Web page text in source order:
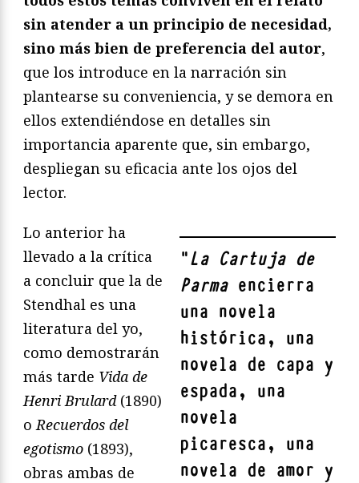
sin atender a un principio de necesidad,
sino más bien de preferencia del autor,
que los introduce en la narración sin
plantearse su conveniencia, y se demora en
ellos extendiéndose en detalles sin
importancia aparente que, sin embargo,
despliegan su eficacia ante los ojos del
lector.
"La Cartuja de
Parmaencierra
una novela
histórica, una
novela de capa y
espada, una
novela
picaresca, una
novela de amor y
Lo anterior ha
llevado a la crítica
a concluir que la de
Stendhal es una
literatura del yo,
como demostrarán
más tarde Vida de
Henri Brulard(1890)
oRecuerdos del
egotismo (1893),
obras ambas de